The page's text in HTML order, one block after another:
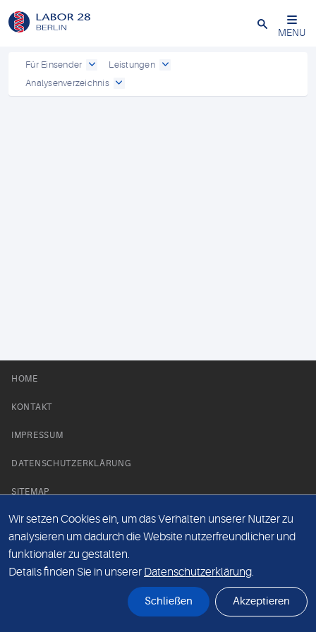
Schließen
MENU
Für Einsender
Leistungen
Analysenverzeichnis
HOME
KONTAKT
IMPRESSUM
DATENSCHUTZERKLÄRUNG
SITEMAP
NEWS PARTNER
Wir setzen Cookies ein, um das Verhalten unserer Nutzer zu
analysieren um dadurch die Website nutzerfreundlicher und
funktionaler zu gestalten.
Details finden Sie in unserer Datenschutzerklärung.
Schließen Akzeptieren